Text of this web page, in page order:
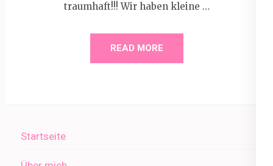
traumhaft!!! Wir haben kleine …
READ MORE
Startseite